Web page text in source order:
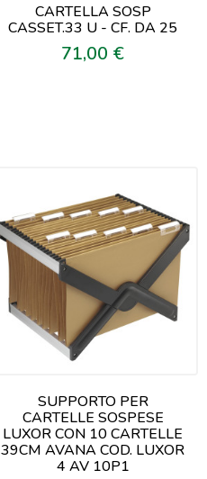
CARTELLA SOSP
CASSET.33 U - CF. DA 25
Prezzo
71,00 €
SUPPORTO PER
CARTELLE SOSPESE
LUXOR CON 10 CARTELLE
39CM AVANA COD. LUXOR
4 AV 10P1